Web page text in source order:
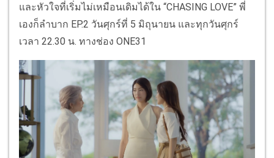
และหัวใจที่เริ่มไม่เหมือนเดิมได้ใน “CHASING LOVE” พี่
เองก็ลำบาก EP.2 วันศุกร์ที่ 5 มิถุนายน และทุกวันศุกร์
เวลา 22.30 น. ทางช่อง ONE31